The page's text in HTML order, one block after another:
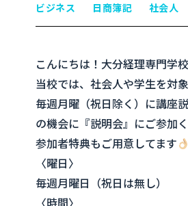
ビジネス 日商簿記 社会人
こんにちは！大分経理専門学
当校では、社会人や学生を対
毎週月曜（祝日除く）に講座
の機会に『説明会』にご参加
参加者特典もご用意してます
〈曜日〉
毎週月曜日（祝日は無し）
〈時間〉